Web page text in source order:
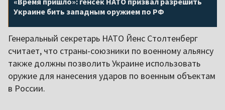
Украине бить западным оружием по РФ
Генеральный секретарь НАТО Йенс Столтенберг
считает, что страны-союзники по военному альянсу
также должны позволить Украине использовать
оружие для нанесения ударов по военным объектам
в России.